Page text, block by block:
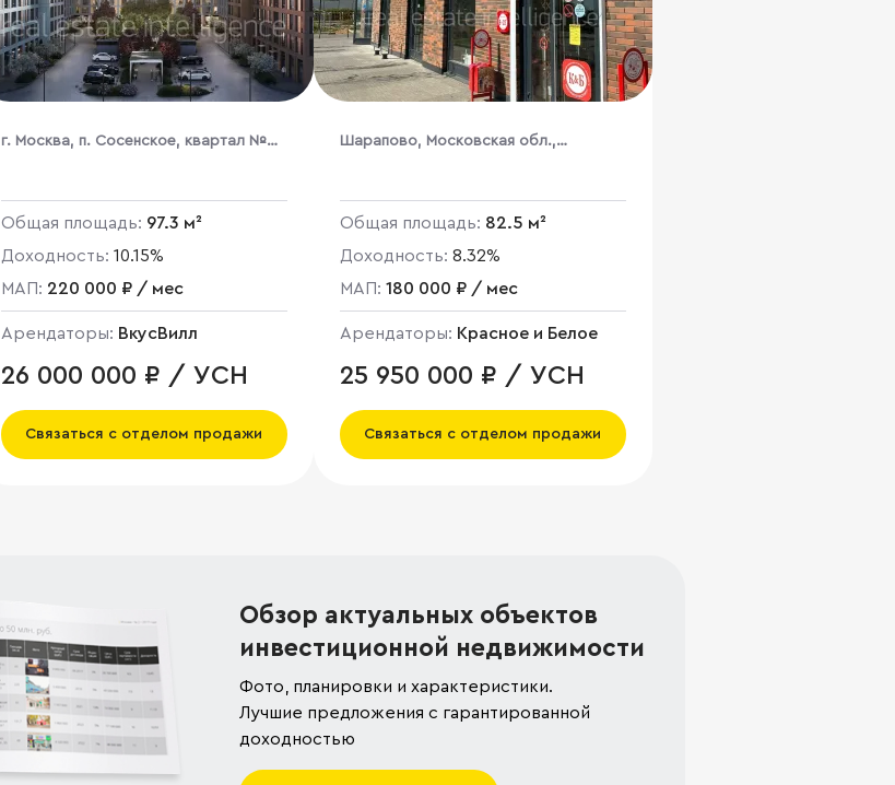
г. Москва, п. Сосенское, квартал №
Общая площадь: 97.3 м²
Доходность: 10.15%
МАП: 220 000 ₽ / мес
Арендаторы: ВкусВилл
26 000 000 ₽ / УСН
Связаться с отделом продажи
Шарапово, Московская обл.,
Общая площадь: 82.5 м²
Доходность: 8.32%
МАП: 180 000 ₽ / мес
Арендаторы: Красное и Белое
25 950 000 ₽ / УСН
Связаться с отделом продажи
Обзор актуальных объектов
инвестиционной недвижимости
Фото, планировки и характеристики.
Лучшие предложения с гарантированной
доходностью